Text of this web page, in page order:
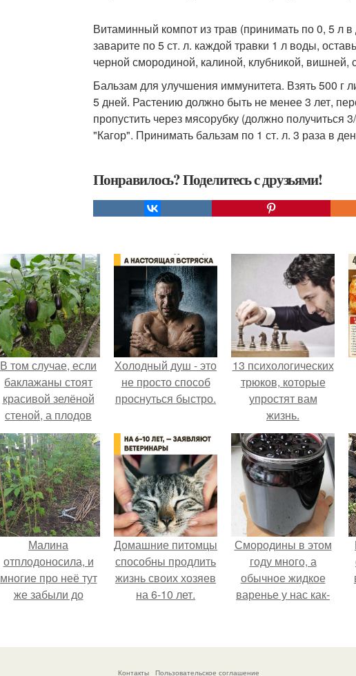
Витаминный компот из трав (принимать по 0, 5 л
заварите по 5 ст. л. каждой травки 1 л воды,
черной смородиной, калиной, клубникой, вишней,
Бальзам для улучшения иммунитета. Взять 500 г
5 дней. Растению должно быть не менее 3 лет,
пропустить через мясорубку (должно получиться
"Кагор". Принимать бальзам по 1 ст. л. 3 раза в
Понравилось? Поделитесь с друзьями!
В том случае, если
баклажаны стоят
красивой зелёной
стеной, а плодов
почти не видно -
радоваться тут
нечему.
Холодный душ - это
не просто способ
проснуться быстро.
13 психологических
трюков, которые
упростят вам
жизнь.
Малина
отплодоносила, и
многие про неё тут
же забыли до
Домашние питомцы
способны продлить
жизнь своих хозяев
на 6-10 лет.
Смородины в этом
году много, а
обычное жидкое
варенье у нас как-
Контакты Пользовательское соглашение